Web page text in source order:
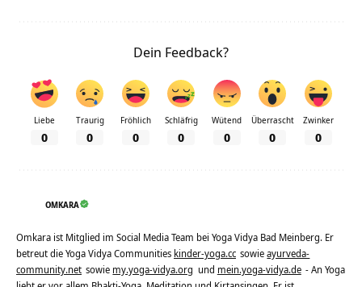
Dein Feedback?
Liebe
0
Traurig
0
Fröhlich
0
Schläfrig
0
Wütend
0
Überrascht
0
Zwinker
0
OMKARA
Omkara ist Mitglied im Social Media Team bei Yoga Vidya Bad Meinberg. Er
betreut die Yoga Vidya Communities kinder-yoga.cc sowieayurveda-
community.net sowie my.yoga-vidya.org und mein.yoga-vidya.de - An Yoga